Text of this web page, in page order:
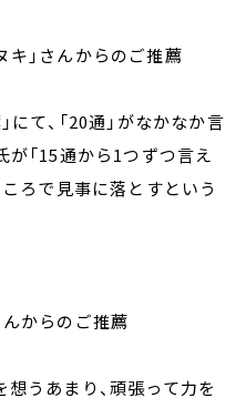
」さんからのご推薦
にて、「20通」がなかなか言
が「15通から1つずつ言え
ろで見事に落とすという
からのご推薦
想うあまり、頑張って力を